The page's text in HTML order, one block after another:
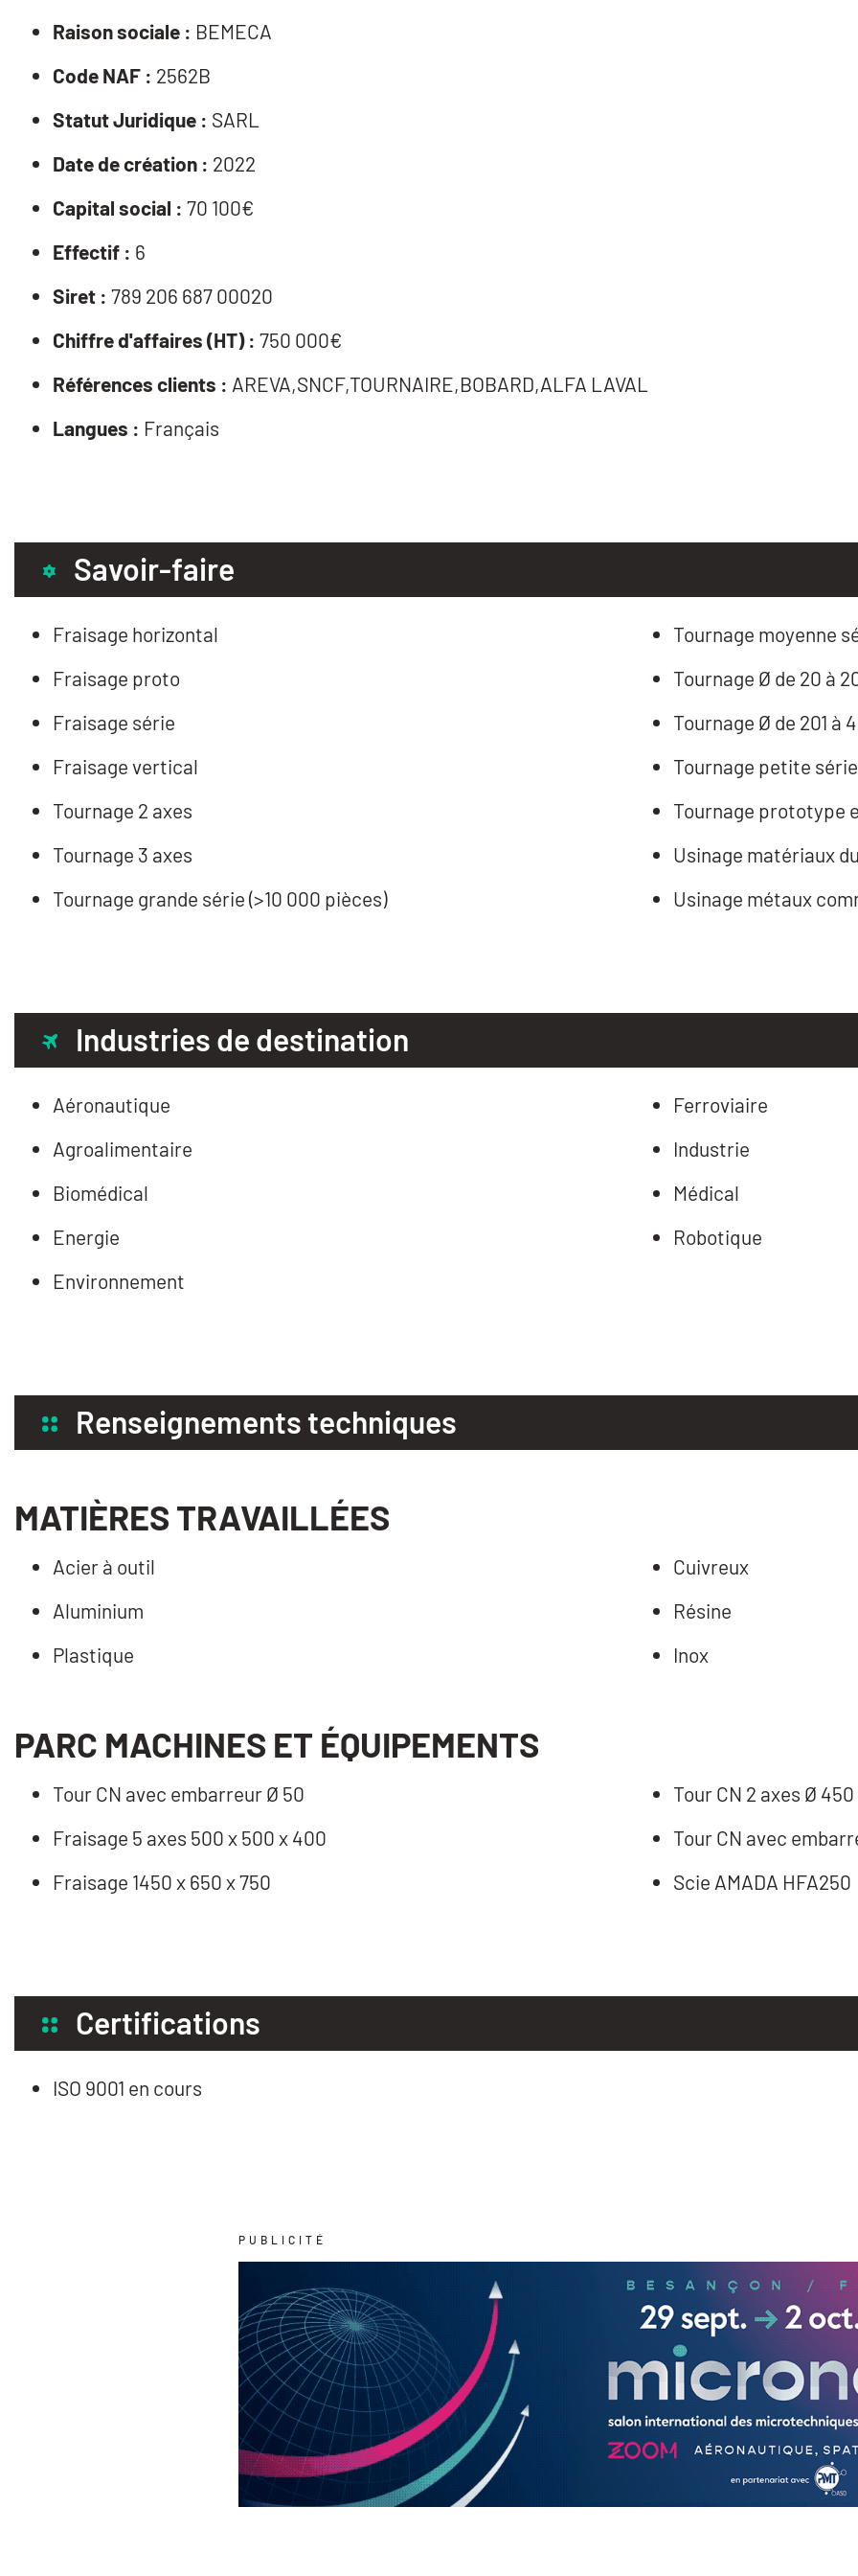
Raison sociale : BEMECA
Code NAF : 2562B
Statut Juridique : SARL
Date de création : 2022
Capital social : 70 100€
Effectif : 6
Siret : 789 206 687 00020
Chiffre d'affaires (HT) : 750 000€
Références clients : AREVA,SNCF,TOURNAIRE,BOBARD,ALFA LAVAL
Langues : Français
Savoir-faire
Fraisage horizontal
Fraisage proto
Fraisage série
Fraisage vertical
Tournage 2 axes
Tournage 3 axes
Tournage grande série (>10 000 pièces)
Tournage moyenne
Tournage Ø de 20 à
Tournage Ø de 201 à
Tournage petite série
Tournage prototype
Usinage matériaux
Usinage métaux
Industries de destination
Aéronautique
Agroalimentaire
Biomédical
Energie
Environnement
Ferroviaire
Industrie
Médical
Robotique
Renseignements techniques
MATIÈRES TRAVAILLÉES
Acier à outil
Aluminium
Plastique
Cuivreux
Résine
Inox
PARC MACHINES ET ÉQUIPEMENTS
Tour CN avec embarreur Ø 50
Fraisage 5 axes 500 x 500 x 400
Fraisage 1450 x 650 x 750
Tour CN 2 axes Ø
Tour CN avec
Scie AMADA HFA250
Certifications
ISO 9001 en cours
PUBLICITÉ